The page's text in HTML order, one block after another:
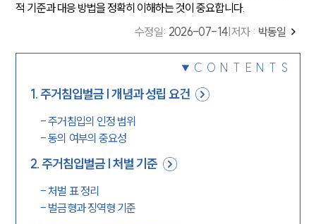
적 기준과 대응 방법을 정확히 이해하는 것이 중요합니다.
수정일: 2026-07-14 저자 : 박동일
CONTENTS
1.주거침입벌금 | 개념과 성립 요건
-주거침입의 인정 범위
-동의 여부의 중요성
2.주거침입벌금 | 처벌 기준
-처벌 표 정리
- 벌금형과 징역형 기준